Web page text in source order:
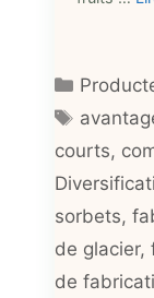
courts,
sorbets,
de glacier,
de